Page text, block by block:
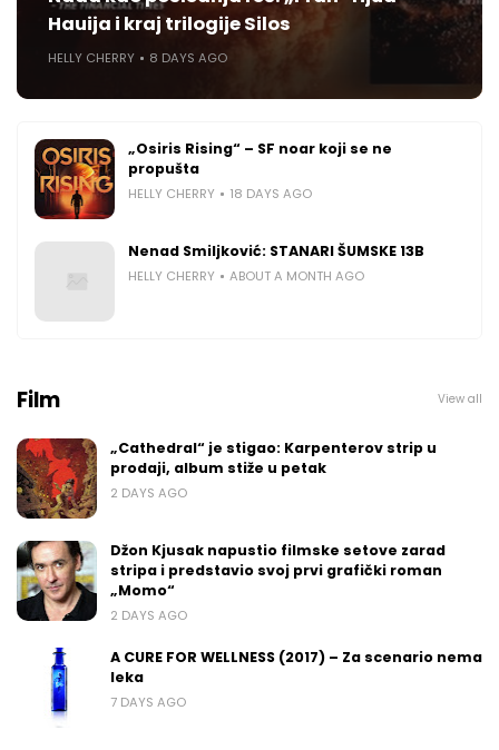
Hauija i kraj trilogije Silos
HELLY CHERRY 8 DAYS AGO
„Osiris Rising“ – SF noar koji se ne
propušta
HELLY CHERRY 18 DAYS AGO
Nenad Smiljković: STANARI ŠUMSKE 13B
HELLY CHERRY ABOUT A MONTH AGO
Film View all
„Cathedral“ je stigao: Karpenterov strip u
prodaji, album stiže u petak
2 DAYS AGO
Džon Kjusak napustio filmske setove zarad
stripa i predstavio svoj prvi grafički roman
„Momo“
2 DAYS AGO
A CURE FOR WELLNESS (2017) – Za scenario nema
leka
7 DAYS AGO